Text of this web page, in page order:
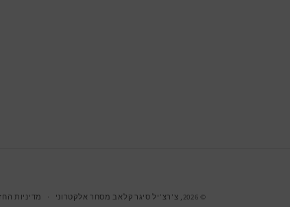
© 2026, צ'רצ'יל סיגר קלאב מסחר אלקטרוני מדיניות